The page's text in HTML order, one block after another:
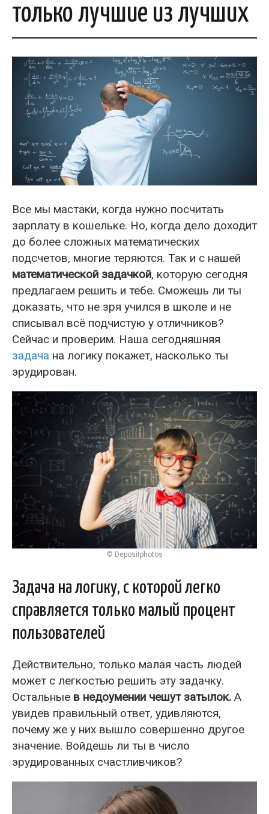
только лучшие из лучших
Все мы мастаки, когда нужно посчитать
зарплату в кошельке. Но, когда дело доходит
до более сложных математических
подсчетов, многие теряются. Так и с нашей
математической задачкой, которую сегодня
предлагаем решить и тебе. Сможешь ли ты
доказать, что не зря учился в школе и не
списывал всё подчистую у отличников?
Сейчас и проверим. Наша сегодняшняя
задача на логику покажет, насколько ты
эрудирован.
© Depositphotos
Задача на логику, с которой легко
справляется только малый процент
пользователей
Действительно, только малая часть людей
может с легкостью решить эту задачку.
Остальные в недоумении чешут затылок. А
увидев правильный ответ, удивляются,
почему же у них вышло совершенно другое
значение. Войдешь ли ты в число
эрудированных счастливчиков?